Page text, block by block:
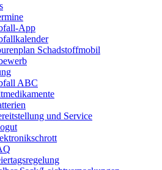
App
Schadstoffmobil
ABC
und Service